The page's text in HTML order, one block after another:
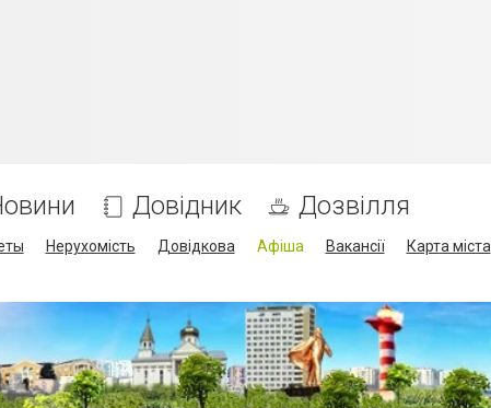
Довідник Дозвілля
Нерухомість Довідкова Афіша Вакансії Карта міста